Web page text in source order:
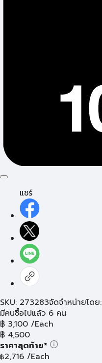
แชร์
SKU: 273283จัดจำหน่ายโดย:
มีคนซื้อไปแล้ว 6 คน
฿ 3,100 /Each
฿ 4,500
ราคาสุดท้าย*
฿2,716 /Each